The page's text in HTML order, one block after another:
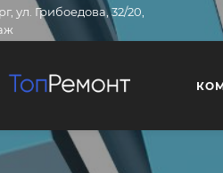
ул. Грибоедова, 32/20,